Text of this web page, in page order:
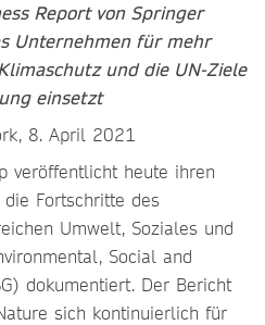
Report von Springer
Unternehmen für mehr
und die UN-Ziele
einsetzt
8. April 2021
veröffentlicht heute ihren
die Fortschritte des
Umwelt, Soziales und
Social and
dokumentiert. Der Bericht
sich kontinuierlich für